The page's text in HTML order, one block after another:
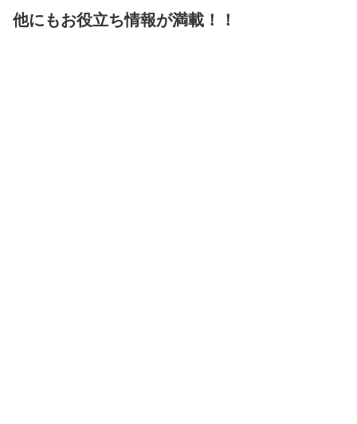
他にもお役立ち情報が満載！！